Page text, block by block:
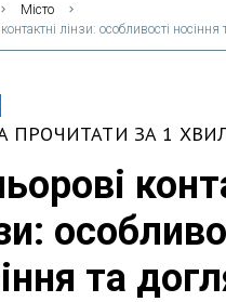
Місто
лінзи: особливості носіння
ПРОЧИТАТИ ЗА 1
та